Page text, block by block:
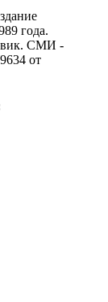
года.
CМИ -
от